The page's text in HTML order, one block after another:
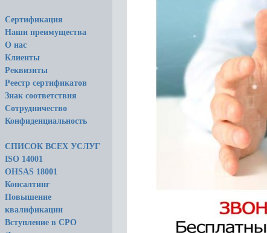
Сертификация
Наши преимущества
О нас
Клиенты
Реквизиты
Реестр сертификатов
Знак соответствия
Сотрудничество
Конфиденциальность
СПИСОК ВСЕХ УСЛУГ
ISO 14001
OHSAS 18001
Консалтинг
Повышение
квалификации
Вступление в СРО